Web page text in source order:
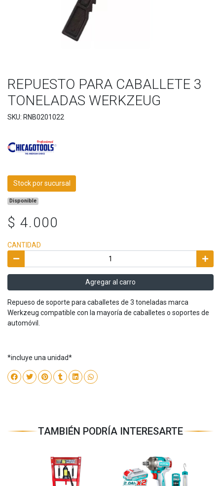
REPUESTO PARA CABALLETE 3
TONELADAS WERKZEUG
SKU: RNB0201022
Stock por sucursal
Disponible
$ 4.000
CANTIDAD
Agregar al carro
Repueso de soporte para caballetes de 3 toneladas marca
Werkzeug compatible con la mayoría de caballetes o soportes de
automóvil.
*incluye una unidad*
TAMBIÉN PODRÍA INTERESARTE